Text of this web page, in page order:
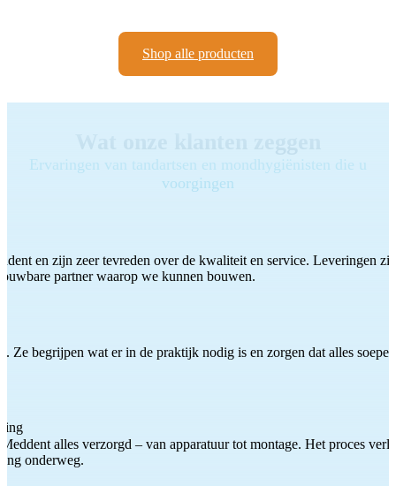
Shop alle producten
Ervaringen van tandartsen en mondhygiënisten die u
voorgingen
en zijn zeer tevreden over de kwaliteit en service. Leveringen
partner waarop we kunnen bouwen.
Ze begrijpen wat er in de praktijk nodig is en zorgen dat alles
alles verzorgd – van apparatuur tot montage. Het proces
onderweg.